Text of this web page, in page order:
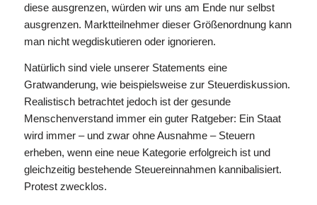
diese ausgrenzen, würden wir uns am Ende nur selbst
ausgrenzen. Marktteilnehmer dieser Größenordnung kann
man nicht wegdiskutieren oder ignorieren.
Natürlich sind viele unserer Statements eine
Gratwanderung, wie beispielsweise zur Steuerdiskussion.
Realistisch betrachtet jedoch ist der gesunde
Menschenverstand immer ein guter Ratgeber: Ein Staat
wird immer – und zwar ohne Ausnahme – Steuern
erheben, wenn eine neue Kategorie erfolgreich ist und
gleichzeitig bestehende Steuereinnahmen kannibalisiert.
Protest zwecklos.